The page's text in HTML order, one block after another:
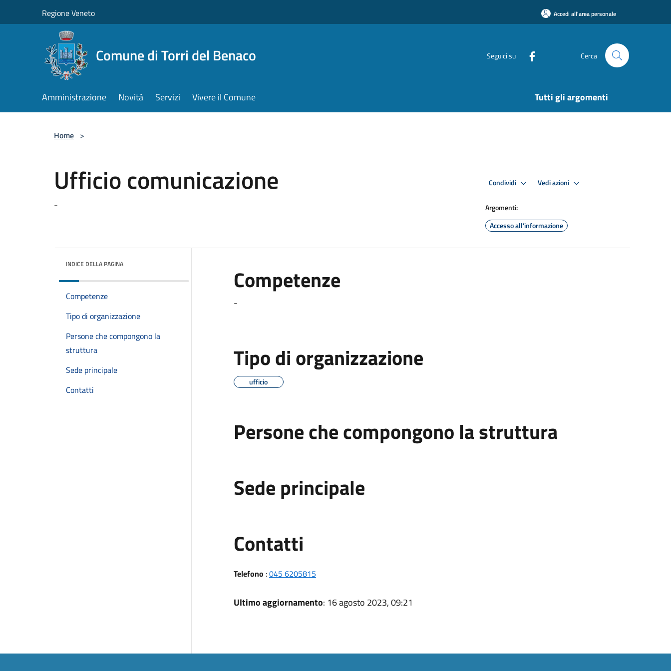
Regione Veneto Accedi all'area personale
Comune di Torri del Benaco Seguici su Cerca
Amministrazione Novità Servizi Vivere il Comune Tutti gli argomenti
Home >
Ufficio comunicazione
-
Condividi Vedi azioni
Argomenti:
Accesso all'informazione
INDICE DELLA PAGINA
Competenze
Tipo di organizzazione
Persone che compongono la
struttura
Sede principale
Contatti
Competenze
-
Tipo di organizzazione
ufficio
Persone che compongono la struttura
Sede principale
Contatti
Telefono :045 6205815
Ultimo aggiornamento: 16 agosto 2023, 09:21